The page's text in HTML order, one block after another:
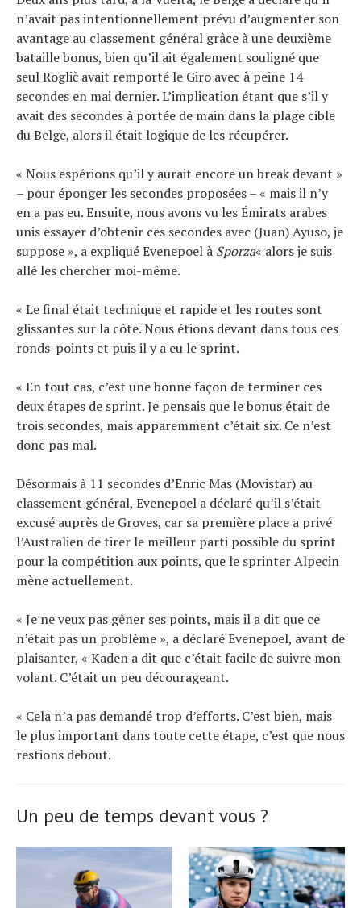
n’avait pas intentionnellement prévu d’augmenter son
avantage au classement général grâce à une deuxième
bataille bonus, bien qu’il ait également souligné que
seul Roglič avait remporté le Giro avec à peine 14
secondes en mai dernier. L’implication étant que s’il y
avait des secondes à portée de main dans la plage cible
du Belge, alors il était logique de les récupérer.
« Nous espérions qu’il y aurait encore un break devant »
– pour éponger les secondes proposées – « mais il n’y
en a pas eu. Ensuite, nous avons vu les Émirats arabes
unis essayer d’obtenir ces secondes avec (Juan) Ayuso, je
suppose », a expliqué Evenepoel à Sporza« alors je suis
allé les chercher moi-même.
« Le final était technique et rapide et les routes sont
glissantes sur la côte. Nous étions devant dans tous ces
ronds-points et puis il y a eu le sprint.
« En tout cas, c’est une bonne façon de terminer ces
deux étapes de sprint. Je pensais que le bonus était de
trois secondes, mais apparemment c’était six. Ce n’est
donc pas mal.
Désormais à 11 secondes d’Enric Mas (Movistar) au
classement général, Evenepoel a déclaré qu’il s’était
excusé auprès de Groves, car sa première place a privé
l’Australien de tirer le meilleur parti possible du sprint
pour la compétition aux points, que le sprinter Alpecin
mène actuellement.
« Je ne veux pas gêner ses points, mais il a dit que ce
n’était pas un problème », a déclaré Evenepoel, avant de
plaisanter, « Kaden a dit que c’était facile de suivre mon
volant. C’était un peu décourageant.
« Cela n’a pas demandé trop d’efforts. C’est bien, mais
le plus important dans toute cette étape, c’est que nous
restions debout.
Un peu de temps devant vous ?